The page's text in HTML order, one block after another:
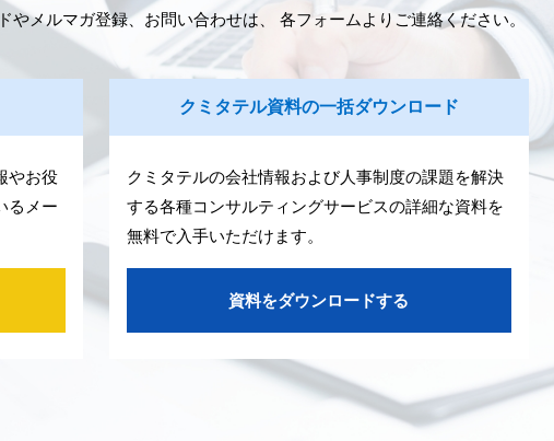
やメルマガ登録、お問い合わせは、 各フォームよりご連絡ください。
やお役
るメー
クミタテル資料の一括ダウンロード
クミタテルの会社情報および人事制度の課題を解決
する各種コンサルティングサービスの詳細な資料を
無料で入手いただけます。
資料をダウンロードする